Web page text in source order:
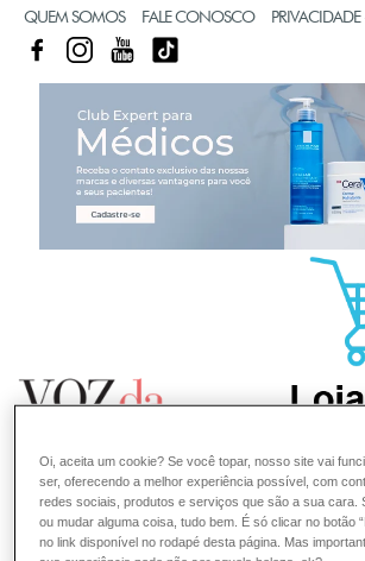
QUEM SOMOS FALE CONOSCO
FACEBOOKINSTAGRAM
YOUTUBE
Oi, aceita um cookie? Se você topar, nosso site vai
ser, oferecendo a melhor experiência possível, com
redes sociais, produtos e serviços que são a sua cara.
ou mudar alguma coisa, tudo bem. É só clicar no botão
no link disponível no rodapé desta página. Mas